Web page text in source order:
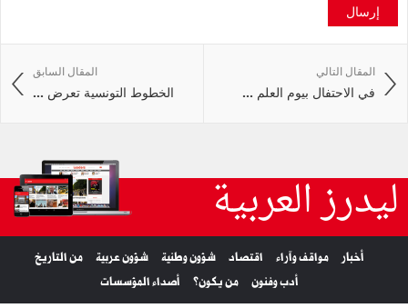
إرسال
المقال السابق
الخطوط التونسية تعرض ...
المقال التالي
في الاحتفال بيوم العلم ...
ليدرز العربية
أخبار مواقف وآراء اقتصاد شؤون وطنية شؤون عربية
من التاريخ
أدب وفنون
من يكون؟ أصداء المؤسسات